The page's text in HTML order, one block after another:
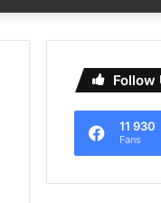
Follow
11 930
Fans